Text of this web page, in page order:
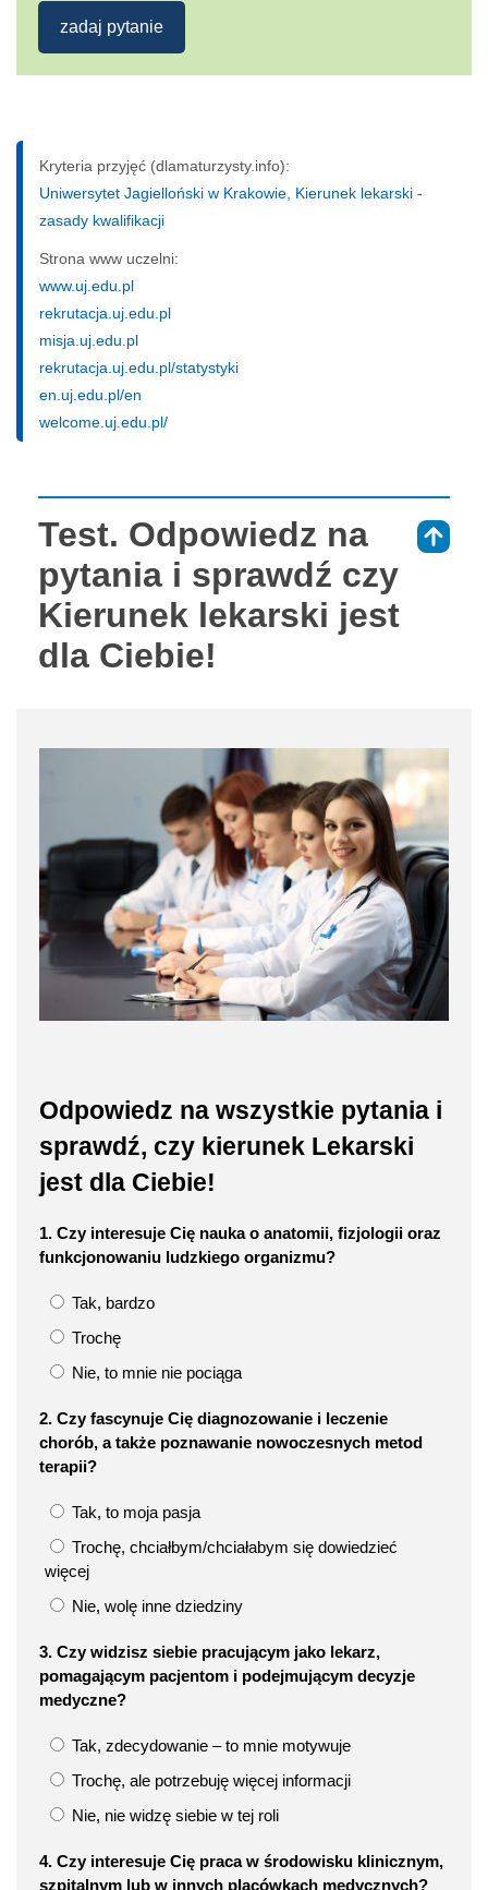
zadaj pytanie
Kryteria przyjęć (dlamaturzysty.info):
Uniwersytet Jagielloński w Krakowie, Kierunek lekarski -
zasady kwalifikacji
Strona www uczelni:
www.uj.edu.pl
rekrutacja.uj.edu.pl
misja.uj.edu.pl
rekrutacja.uj.edu.pl/statystyki
en.uj.edu.pl/en
welcome.uj.edu.pl/
Test. Odpowiedz na
pytania i sprawdź czy
Kierunek lekarski jest
dla Ciebie!
Odpowiedz na wszystkie pytania i
sprawdź, czy kierunek Lekarski
jest dla Ciebie!
1. Czy interesuje Cię nauka o anatomii, fizjologii oraz
funkcjonowaniu ludzkiego organizmu?
Tak, bardzo
Trochę
Nie, to mnie nie pociąga
2. Czy fascynuje Cię diagnozowanie i leczenie
chorób, a także poznawanie nowoczesnych metod
terapii?
Tak, to moja pasja
Trochę, chciałbym/chciałabym się dowiedzieć
więcej
Nie, wolę inne dziedziny
3. Czy widzisz siebie pracującym jako lekarz,
pomagającym pacjentom i podejmującym decyzje
medyczne?
Tak, zdecydowanie – to mnie motywuje
Trochę, ale potrzebuję więcej informacji
Nie, nie widzę siebie w tej roli
4. Czy interesuje Cię praca w środowisku klinicznym,
szpitalnym lub w innych placówkach medycznych?